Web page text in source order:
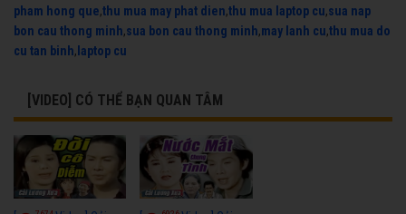
pham hong que,thu mua may phat dien,thu mua laptop cu,sua nap
bon cau thong minh,sua bon cau thong minh,may lanh cu,thu mua do
cu tan binh, laptop cu
[VIDEO] CÓ THỂ BẠN QUAN TÂM